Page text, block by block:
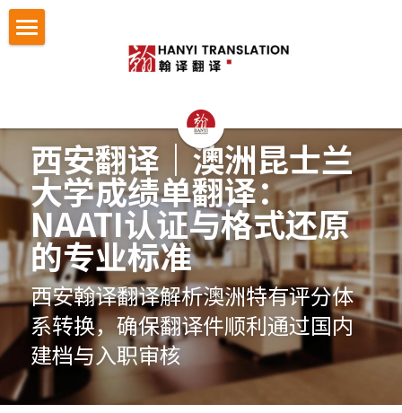
法律翻译
证件翻译
留学移民翻译
企业商务翻译
企业出海语言服务
医学病历翻译
口译同传
认证与宣誓翻译
认证与宣誓翻译
NAATI认证翻译
NZTA 认证翻译
法国宣誓翻译
德国宣誓翻译
按照文件找翻译
护照翻译
驾照翻译
学历证书与成绩单翻译
身份证户口本
银行流水
成功案例
法律翻译案例
证件翻译案例
留学移民翻译案例
企业商务与出海案例
办事指南
法律翻译指南
证件翻译指南
留学移民材料指南
翻译语种
英语翻译
法语西班牙语翻译意大利语翻译
关于翰译
公司介绍
发送文件获取报价
西安翻译｜澳洲昆士兰
大学成绩单翻译：
NAATI认证与格式还原
的专业标准
西安翰译翻译解析澳洲特有评分体
系转换，确保翻译件顺利通过国内
建档与入职审核